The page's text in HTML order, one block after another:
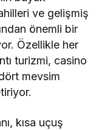
ve gelişmiş
önemli bir
Özellikle her
turizmi, casino
mevsim
kısa uçuş